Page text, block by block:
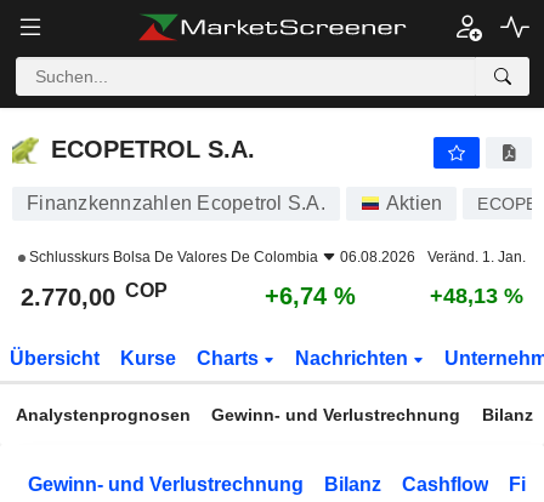
ECOPETROL S.A.
ECOPETROL S.A.
Finanzkennzahlen Ecopetrol S.A. Aktien
Schlusskurs Bolsa De Valores De Colombia 06.08.2026 Veränd. 1. Jan.
2.770,00 COP +6,74 % +48,13 %
Übersicht Kurse Charts Nachrichten
Analystenprognosen Gewinn- und Verlustrechnung Bilanz
Gewinn- und Verlustrechnung Bilanz Cashflow